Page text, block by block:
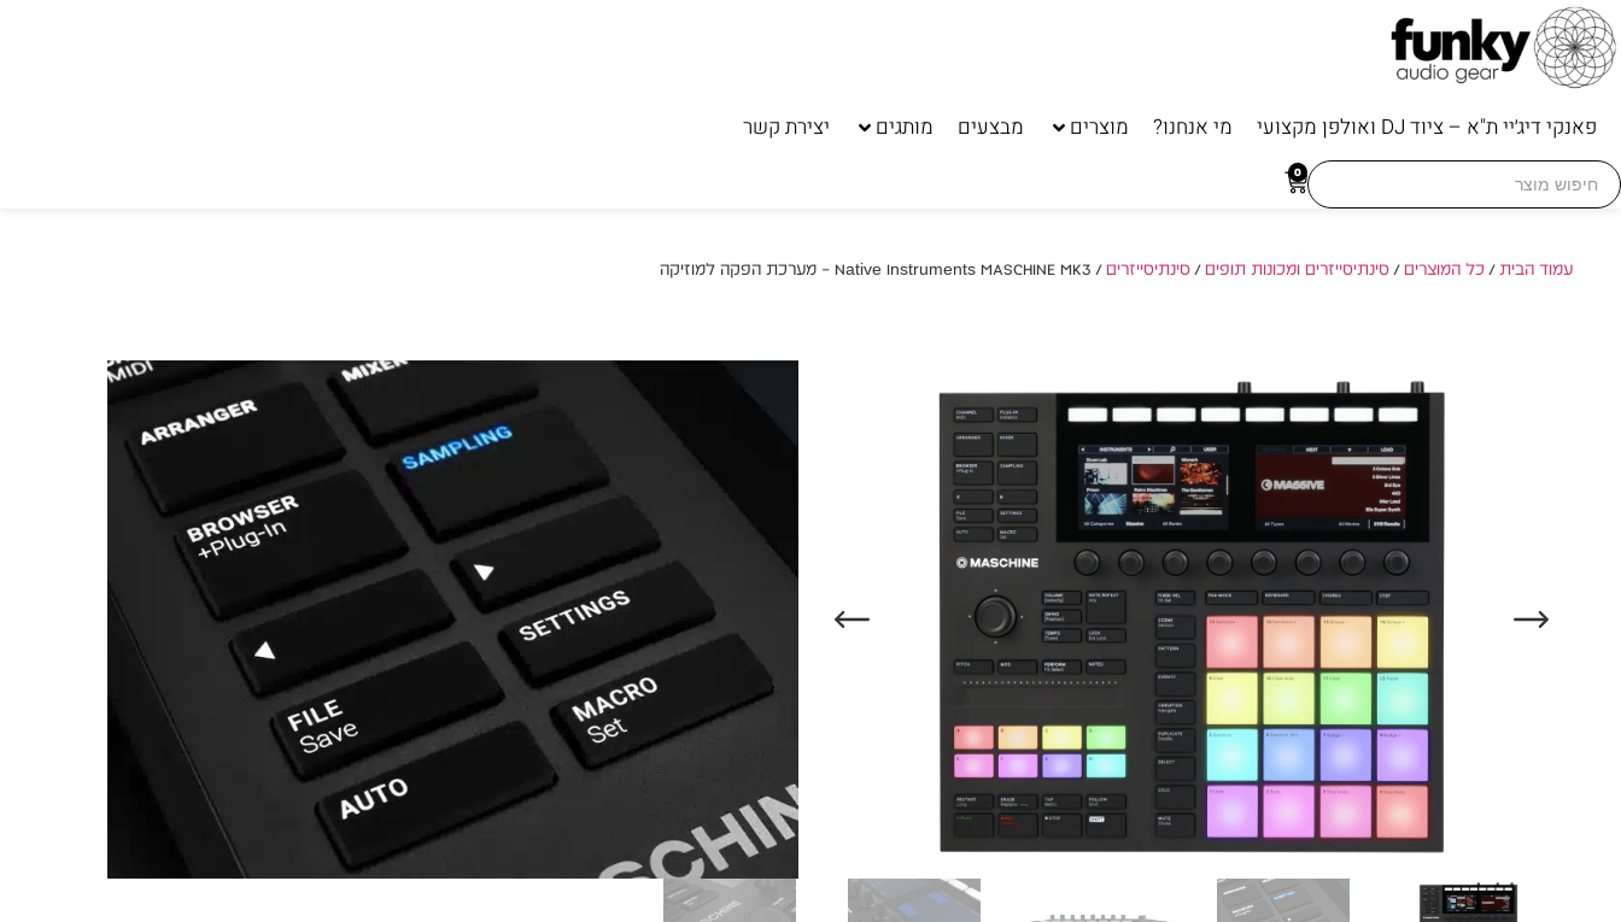
פאנקי דיג׳יי ת"א – ציוד DJ ואולפן מקצועי מי אנחנו? מוצרים מבצעים מותגים יצירת קשר
Search
for:
0
עמוד הבית/ כל המוצרים /סינתיסייזרים ומכונות תופים /סינתיסייזרים / Native Instruments MASCHINE MK3 – מערכת הפקה למוזיקה
Native Instruments MASCHINE MK3 –
מערכת הפקה למוזיקה
מותג:
Native Instruments
מכונות תופים
ניתן לשלם עד 10 תשלומים ללא ריבית
משלוח מהיר - זמן אספקה בין 3-5 ימי עסקים
ברכישה מעל 700 ש״ח - המשלוח חינם
איסוף עצמי מהיר - מקוה ישראל 6 ת״א
רוצים להתייעץ עם מומחה לפני הרכישה?
וואטסאפ
2,790
אזל מהמלאי